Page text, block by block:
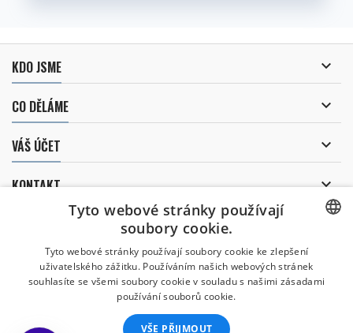
KDO JSME 
CO DĚLÁME 
VÁŠ ÚČET 
KONTAKT 
ODBĚR NOVINEK
Uděluji souhlas se
zpracováním osobních údajů.
CZECH
Tyto webové stránky používají
soubory cookie.
Tyto webové stránky používají soubory cookie ke zlepšení
uživatelského zážitku. Používáním našich webových stránek
souhlasíte se všemi soubory cookie v souladu s našimi zásadami
používání souborů cookie.
VŠE PŘIJMOUT